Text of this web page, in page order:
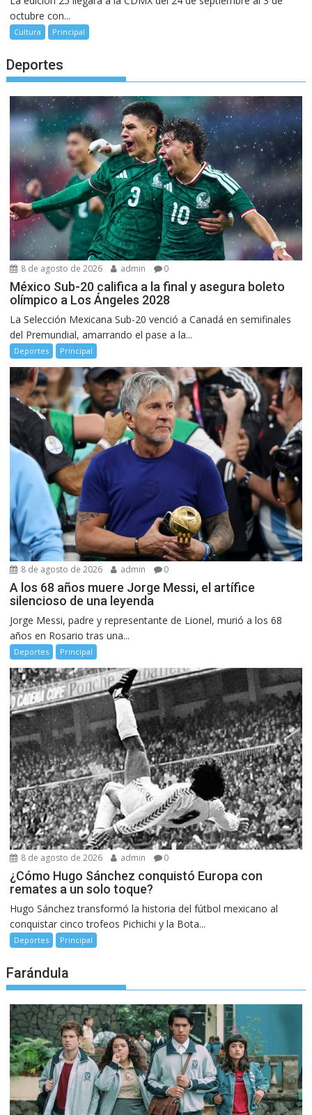
octubre con...
Cultura Principal
Deportes
8 de agosto de 2026 admin 0
México Sub-20 califica a la final y asegura boleto
olímpico a Los Ángeles 2028
La Selección Mexicana Sub-20 venció a Canadá en semifinales
del Premundial, amarrando el pase a la...
Deportes Principal
8 de agosto de 2026 admin 0
A los 68 años muere Jorge Messi, el artífice
silencioso de una leyenda
Jorge Messi, padre y representante de Lionel, murió a los 68
años en Rosario tras una...
Deportes Principal
8 de agosto de 2026 admin 0
¿Cómo Hugo Sánchez conquistó Europa con
remates a un solo toque?
Hugo Sánchez transformó la historia del fútbol mexicano al
conquistar cinco trofeos Pichichi y la Bota...
Deportes Principal
Farándula